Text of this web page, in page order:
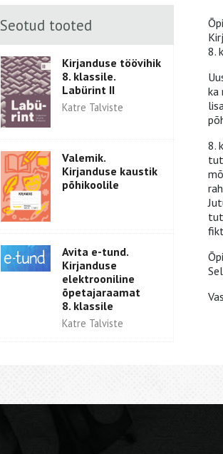
Seotud tooted
Kirjanduse töövihik
8. klassile.
Labürint II
Katre Talviste
Valemik.
Kirjanduse kaustik
põhikoolile
Avita e-tund.
Kirjanduse
elektrooniline
õpetajaraamat
8. klassile
Katre Talviste
8.
ka
8.